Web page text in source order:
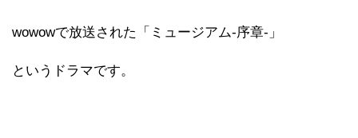
wowowで放送された「ミュージアム-序章-」
というドラマです。